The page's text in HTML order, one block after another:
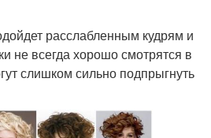
расслабленным кудрям и
не всегда хорошо смотрятся в
слишком сильно подпрыгнуть